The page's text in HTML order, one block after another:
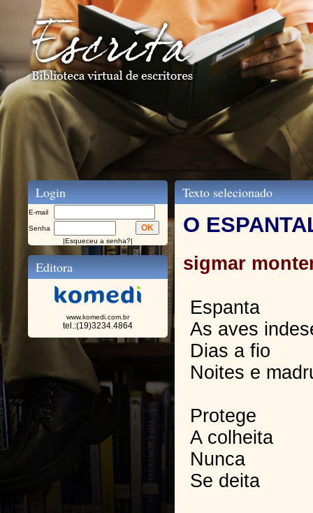
Login
E-mail
Senha
|Esqueceu a senha?|
Editora
www.komedi.com.br
tel.:(19)3234.4864
Texto selecionado
O
sigmar
Espanta
As aves
Dias a fio
Noites e
Protege
A colheita
Nunca
Se deita